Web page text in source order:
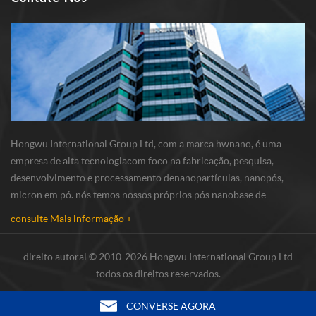
Hongwu International Group Ltd, com a marca hwnano, é uma
empresa de alta tecnologiacom foco na fabricação, pesquisa,
desenvolvimento e processamento denanopartículas, nanopós,
micron em pó. nós temos nossos próprios pós nanobase de
consulte Mais informação +
direito autoral © 2010-2026 Hongwu International Group Ltd
todos os direitos reservados.
CONVERSE AGORA